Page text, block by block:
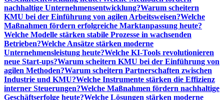
nachhaltige Unternehmensentwicklung?Warum scheitern
KMU bei der Einführung von agilen Arbeitsweisen?Welche
Maßnahmen fördern erfolgreiche Marktanpassung heute?
Welche Modelle stärken stabile Prozesse in wachsenden
Betrieben?Welche Ansätze stärken moderne
Unternehmensleistung heute?Welche KI-Tools revolutionieren
neue Start-ups?Warum scheitern KMU bei der Einführung von
agilen Methoden?Warum scheitern Partnerschaften zwischen
Industrie und KMU?Welche Instrumente stärken die Effizienz
interner Steuerungen?Welche Maßnahmen fördern nachhaltige
Geschäftserfolge heute?Welche Lösungen stärken moderne